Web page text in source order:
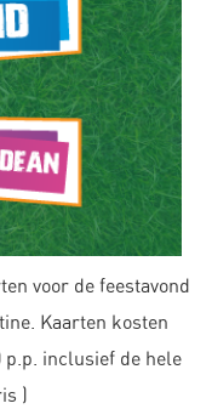
voor de feestavond
Kaarten kosten
p.p. inclusief de hele
)